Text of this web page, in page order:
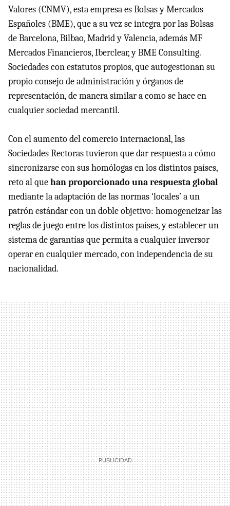
Valores (CNMV), esta empresa es Bolsas y Mercados
Españoles (BME), que a su vez se integra por las Bolsas
de Barcelona, Bilbao, Madrid y Valencia, además MF
Mercados Financieros, Iberclear, yBMEConsulting.
Sociedades con estatutos propios, que autogestionan su
propio consejo de administración y órganos de
representación, de manera similar a como se hace en
cualquier sociedad mercantil.
Con el aumento del comercio internacional, las
Sociedades Rectoras tuvieron que dar respuesta a cómo
sincronizarse con sus homólogas en los distintos países,
reto al quehan proporcionado una respuesta global
mediante la adaptación de las normas ‘locales’ a un
patrón estándar con un doble objetivo: homogeneizar las
reglas de juego entre los distintos países, y establecer un
sistema de garantías que permita a cualquier inversor
operar en cualquier mercado, con independencia de su
nacionalidad.